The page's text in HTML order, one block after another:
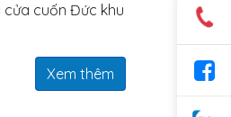
cửa cuốn Đức khu
Xem thêm